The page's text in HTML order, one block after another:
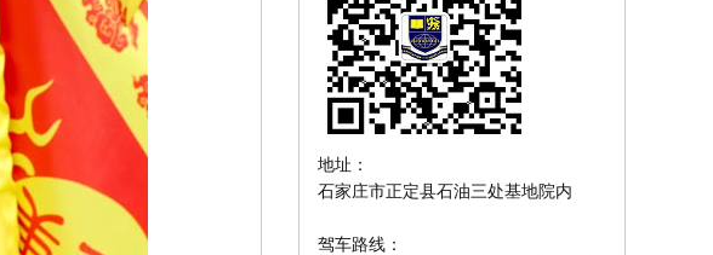
地址：
石家庄市正定县石油三处基地院内
驾车路线：